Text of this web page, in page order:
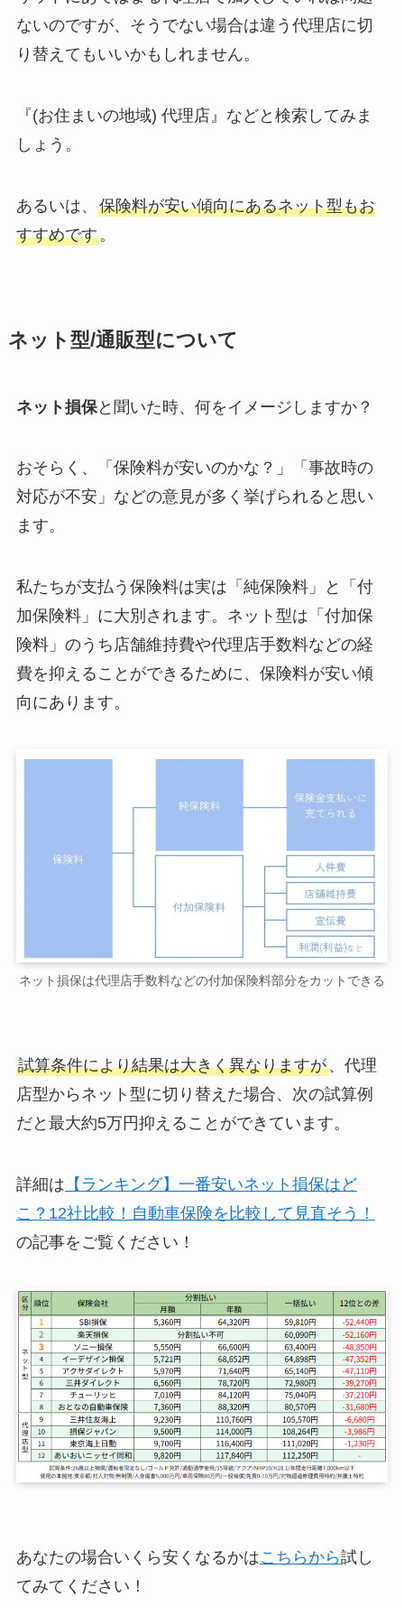
ないのですが、そうでない場合は違う代理店に切
り替えてもいいかもしれません。
『(お住まいの地域) 代理店』などと検索してみま
しょう。
あるいは、 保険料が安い傾向にあるネット型もお
すすめです。
ネット型/通販型について
ネット損保と聞いた時、何をイメージしますか？
おそらく、「保険料が安いのかな？」「事故時の
対応が不安」などの意見が多く挙げられると思い
ます。
私たちが支払う保険料は実は「純保険料」と「付
加保険料」に大別されます。ネット型は「付加保
険料」のうち店舗維持費や代理店手数料などの経
費を抑えることができるために、保険料が安い傾
向にあります。
ネット損保は代理店手数料などの付加保険料部分をカットできる
試算条件により結果は大きく異なりますが、代理
店型からネット型に切り替えた場合、次の試算例
だと最大約5万円抑えることができています。
詳細は 【ランキング】一番安いネット損保はど
こ？12社比較！自動車保険を比較して見直そう！
の記事をご覧ください！
あなたの場合いくら安くなるかはこちらから試し
てみてください！